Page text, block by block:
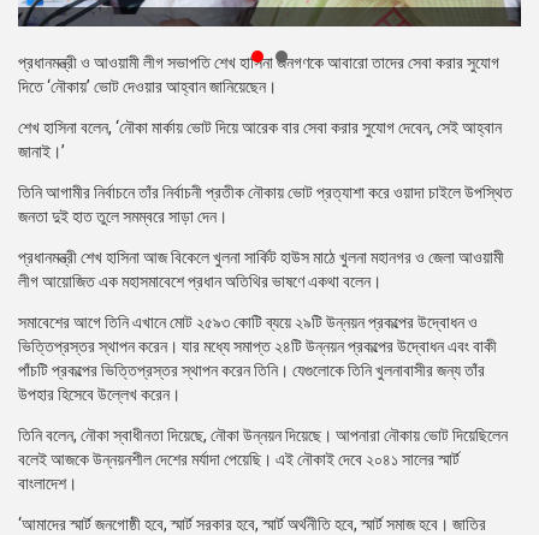
প্রেস
রিলিজ
গ্যালারি
বিএনপি-
জামায়াত
সহিংসতা
নির্বাচনী
ইশতেহার
প্রধানমন্ত্রী ও আওয়ামী লীগ সভাপতি শেখ হাসিনা জনগণকে আবারো তাদের সেবা করার সুযোগ
দিতে ‘নৌকায়’ ভোট দেওয়ার আহ্বান জানিয়েছেন।
শেখ হাসিনা বলেন, ‘নৌকা মার্কায় ভোট দিয়ে আরেক বার সেবা করার সুযোগ দেবেন, সেই আহ্বান
জানাই।’
তিনি আগামীর নির্বাচনে তাঁর নির্বাচনী প্রতীক নৌকায় ভোট প্রত্যাশা করে ওয়াদা চাইলে উপস্থিত
জনতা দুই হাত তুলে সমম্বরে সাড়া দেন।
প্রধানমন্ত্রী শেখ হাসিনা আজ বিকেলে খুলনা সার্কিট হাউস মাঠে খুলনা মহানগর ও জেলা আওয়ামী
লীগ আয়োজিত এক মহাসমাবেশে প্রধান অতিথির ভাষণে একথা বলেন।
সমাবেশের আগে তিনি এখানে মোট ২৫৯৩ কোটি ব্যয়ে ২৯টি উন্নয়ন প্রকল্পের উদ্বোধন ও
ভিত্তিপ্রস্তর স্থাপন করেন। যার মধ্যে সমাপ্ত ২৪টি উন্নয়ন প্রকল্পের উদ্বোধন এবং বাকী
পাঁচটি প্রকল্পের ভিত্তিপ্রস্তর স্থাপন করেন তিনি। যেগুলোকে তিনি খুলনাবাসীর জন্য তাঁর
উপহার হিসেবে উল্লেখ করেন।
তিনি বলেন, নৌকা স্বাধীনতা দিয়েছে, নৌকা উন্নয়ন দিয়েছে। আপনারা নৌকায় ভোট দিয়েছিলেন
বলেই আজকে উন্নয়নশীল দেশের মর্যাদা পেয়েছি। এই নৌকাই দেবে ২০৪১ সালের স্মার্ট
বাংলাদেশ।
‘আমাদের স্মার্ট জনগোষ্ঠী হবে, স্মার্ট সরকার হবে, স্মার্ট অর্থনীতি হবে, স্মার্ট সমাজ হবে। জাতির